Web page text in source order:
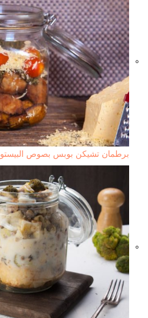
برطمان تشيكن بوبس بصوص البيستو